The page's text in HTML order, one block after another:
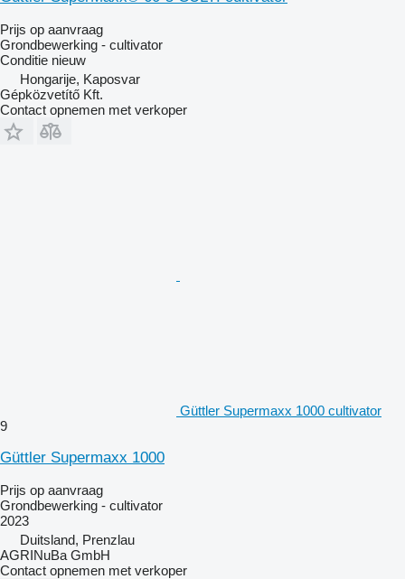
Prijs op aanvraag
Grondbewerking - cultivator
Conditie nieuw
Hongarije, Kaposvar
Gépközvetítő Kft.
Contact opnemen met verkoper
Güttler Supermaxx 1000 cultivator
9
Güttler Supermaxx 1000
Prijs op aanvraag
Grondbewerking - cultivator
2023
Duitsland, Prenzlau
AGRINuBa GmbH
Contact opnemen met verkoper